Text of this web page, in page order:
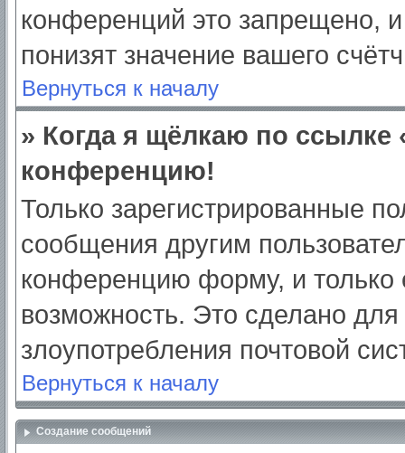
конференций это запрещено,
понизят значение вашего
Вернуться к началу
» Когда я щёлкаю по ссылке
конференцию!
Только зарегистрированные
сообщения другим
конференцию форму, и только
возможность. Это сделано для
злоупотребления почтовой
Вернуться к началу
Создание сообщений